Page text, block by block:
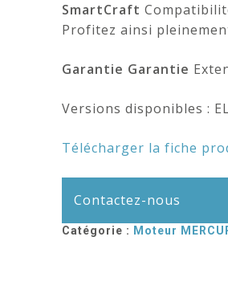
SmartCraft
Profitez ainsi
Garantie Garantie
Versions disponibles :
Télécharger la fiche
Contactez-nous
Catégorie : Moteur